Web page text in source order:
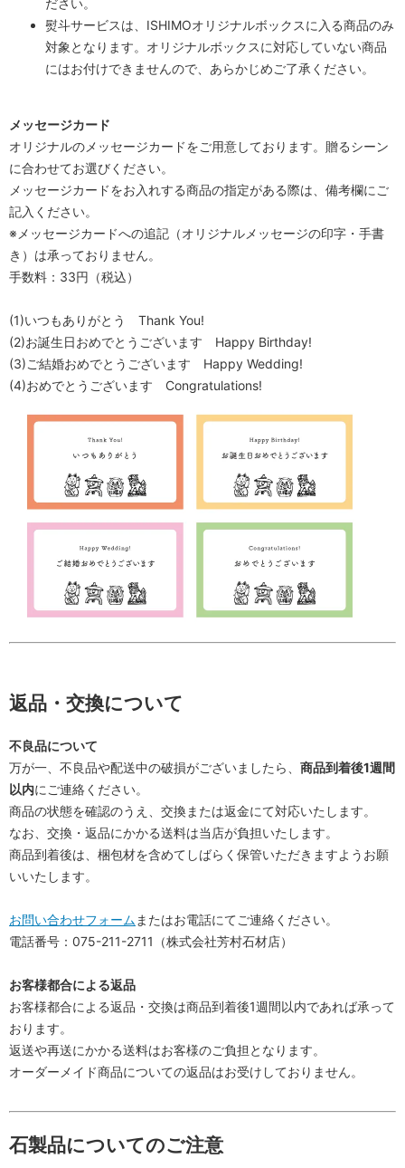
ださい。
熨斗サービスは、ISHIMOオリジナルボックスに入る商品のみ
対象となります。オリジナルボックスに対応していない商品
にはお付けできませんので、あらかじめご了承ください。
メッセージカード
オリジナルのメッセージカードをご用意しております。贈るシーン
に合わせてお選びください。
メッセージカードをお入れする商品の指定がある際は、備考欄にご
記入ください。
※メッセージカードへの追記（オリジナルメッセージの印字・手書
き）は承っておりません。
手数料：33円（税込）
(1)いつもありがとう Thank You!
(2)お誕生日おめでとうございます Happy Birthday!
(3)ご結婚おめでとうございます Happy Wedding!
(4)おめでとうございます Congratulations!
返品・交換について
不良品について
万が一、不良品や配送中の破損がございましたら、 商品到着後1週間
以内にご連絡ください。
商品の状態を確認のうえ、交換または返金にて対応いたします。
なお、交換・返品にかかる送料は当店が負担いたします。
商品到着後は、梱包材を含めてしばらく保管いただきますようお願
いいたします。
お問い合わせフォームまたはお電話にてご連絡ください。
電話番号：075-211-2711（株式会社芳村石材店）
お客様都合による返品
お客様都合による返品・交換は商品到着後1週間以内であれば承って
おります。
返送や再送にかかる送料はお客様のご負担となります。
オーダーメイド商品についての返品はお受けしておりません。
石製品についてのご注意